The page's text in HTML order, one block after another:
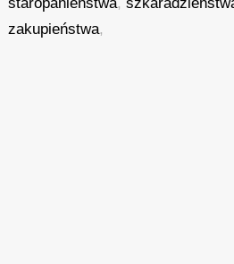
zakupieństwa,